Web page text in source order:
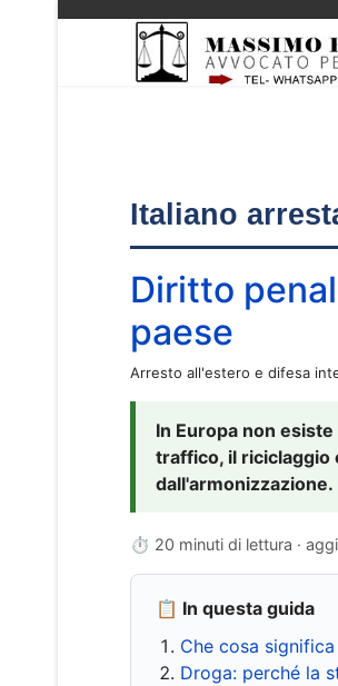
Italiano
Diritto
paese
Arresto all'estero e difesa
In Europa non
traffico, il riciclaggio
dall'armonizzazione.
⏱ 20 minuti di lettura ·
📋 In questa guida
Che cosa
Droga: perché la